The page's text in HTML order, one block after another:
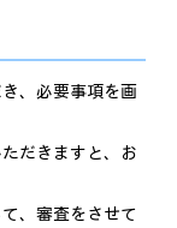
、必要事項を画
だきますと、お
、審査をさせて